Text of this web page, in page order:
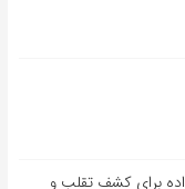
برای کشف تقلب و